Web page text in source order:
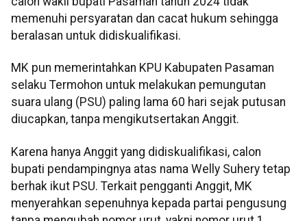
memenuhi persyaratan dan cacat hukum sehingga
beralasan untuk didiskualifikasi.
MK pun memerintahkan KPU Kabupaten Pasaman
selaku Termohon untuk melakukan pemungutan
suara ulang (PSU) paling lama 60 hari sejak putusan
diucapkan, tanpa mengikutsertakan Anggit.
Karena hanya Anggit yang didiskualifikasi, calon
bupati pendampingnya atas nama Welly Suhery tetap
berhak ikut PSU. Terkait pengganti Anggit, MK
menyerahkan sepenuhnya kepada partai pengusung